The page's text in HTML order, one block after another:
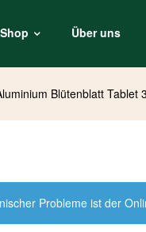
Shop Über uns
Blütenblatt Tablet
Probleme ist der